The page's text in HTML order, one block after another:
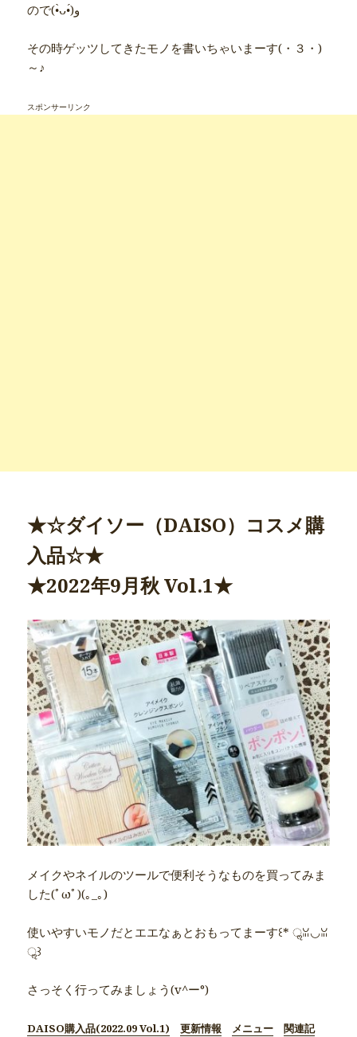
ので(•̀ᴗ•́)و
その時ゲッツしてきたモノを書いちゃいまーす(・３・)
～♪
スポンサーリンク
★☆ダイソー（DAISO）コスメ購
入品☆★
★2022年9月秋 Vol.1★
メイクやネイルのツールで便利そうなものを買ってみま
した(ﾟωﾟ)(｡_｡)
使いやすいモノだとエエなぁとおもってまーす꒰* ॢꈍ◡ꈍ
ॢ꒱
さっそく行ってみましょう(v^ー°)
DAISO購入品(2022.09 Vol.1) 更新情報 メニュー 関連記